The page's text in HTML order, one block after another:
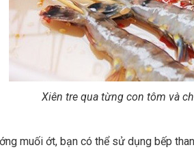
Xiên tre qua từng con tôm và
muối ớt, bạn có thể sử dụng bếp